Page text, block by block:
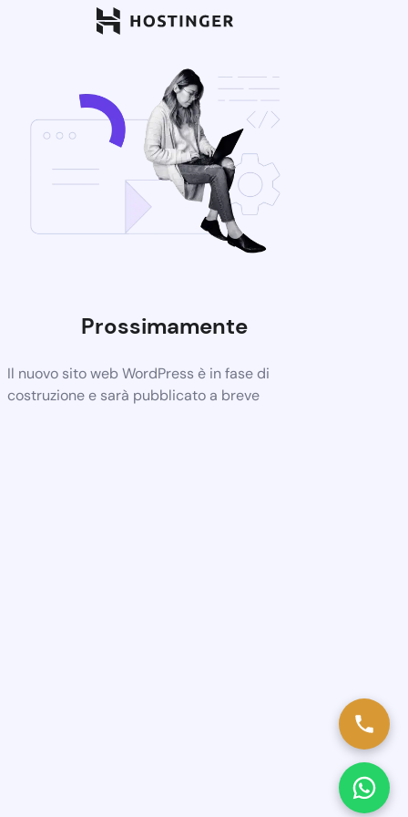
Prossimamente
Il nuovo sito web WordPress è in fase di
costruzione e sarà pubblicato a breve